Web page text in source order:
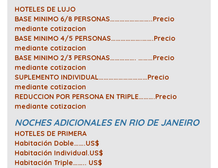
HOTELES DE LUJO
BASE MINIMO 6/8 PERSONAS……………………..Precio
mediante cotizacion
BASE MINIMO 4/5 PERSONAS……………….…….Precio
mediante cotizacion
BASE MINIMO 2/3 PERSONAS……………. ………Precio
mediante cotizacion
SUPLEMENTO INDIVIDUAL…………………………Precio
mediante cotizacion
REDUCCION POR PERSONA EN TRIPLE……….Precio
mediante cotizacion
NOCHES ADICIONALES EN RIO DE JANEIRO
HOTELES DE PRIMERA
Habitación Doble…….US$
Habitación Individual.US$
Habitación Triple…….. US$